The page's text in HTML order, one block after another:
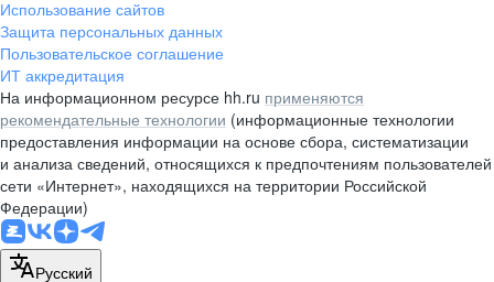
Использование сайтов
Защита персональных данных
Пользовательское соглашение
ИТ аккредитация
На информационном ресурсе hh.ru применяются
рекомендательные технологии (информационные технологии
предоставления информации на основе сбора, систематизации
и анализа сведений, относящихся к предпочтениям пользователей
сети «Интернет», находящихся на территории Российской
Федерации)
Русский